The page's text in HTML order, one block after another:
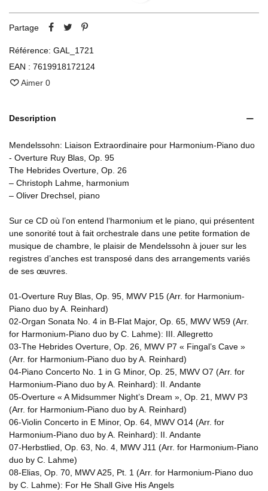
Partage
Référence: GAL_1721
EAN : 7619918172124
Aimer 0
Description
Mendelssohn: Liaison Extraordinaire pour Harmonium-Piano duo
- Overture Ruy Blas, Op. 95
The Hebrides Overture, Op. 26
– Christoph Lahme, harmonium
– Oliver Drechsel, piano
Sur ce CD où l’on entend l‘harmonium et le piano, qui présentent
une sonorité tout à fait orchestrale dans une petite formation de
musique de chambre, le plaisir de Mendelssohn à jouer sur les
registres d’anches est transposé dans des arrangements variés
de ses œuvres.
01-Overture Ruy Blas, Op. 95, MWV P15 (Arr. for Harmonium-
Piano duo by A. Reinhard)
02-Organ Sonata No. 4 in B-Flat Major, Op. 65, MWV W59 (Arr.
for Harmonium-Piano duo by C. Lahme): III. Allegretto
03-The Hebrides Overture, Op. 26, MWV P7 « Fingal’s Cave »
(Arr. for Harmonium-Piano duo by A. Reinhard)
04-Piano Concerto No. 1 in G Minor, Op. 25, MWV O7 (Arr. for
Harmonium-Piano duo by A. Reinhard): II. Andante
05-Overture « A Midsummer Night’s Dream », Op. 21, MWV P3
(Arr. for Harmonium-Piano duo by A. Reinhard)
06-Violin Concerto in E Minor, Op. 64, MWV O14 (Arr. for
Harmonium-Piano duo by A. Reinhard): II. Andante
07-Herbstlied, Op. 63, No. 4, MWV J11 (Arr. for Harmonium-Piano
duo by C. Lahme)
08-Elias, Op. 70, MWV A25, Pt. 1 (Arr. for Harmonium-Piano duo
by C. Lahme): For He Shall Give His Angels